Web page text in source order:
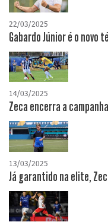
22/03/2025
Gabardo Júnior é o novo
14/03/2025
Zeca encerra a
13/03/2025
Já garantido na elite,